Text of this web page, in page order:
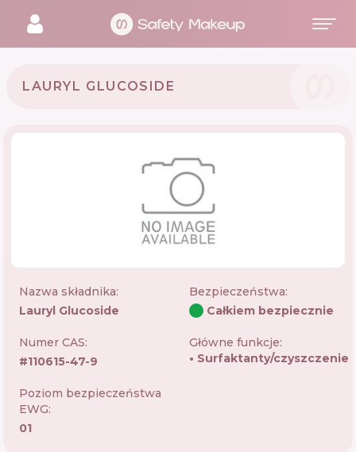
LAURYL GLUCOSIDE
Nazwa składnika:
Lauryl Glucoside
Bezpieczeństwa:
Całkiem bezpiecznie
Numer CAS:
#110615-47-9
Główne funkcje:
Surfaktanty/czyszczenie
Poziom bezpieczeństwa
EWG:
01